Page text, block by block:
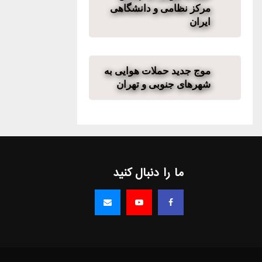
مرکز نظامی و دانشگاهی
ایران
موج جدید حملات هوایی به
شهرهای جنوبی و تهران
ما را دنبال کنید